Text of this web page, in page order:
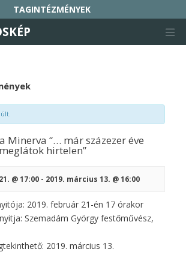
TAGINTÉZMÉNYEK
HÁZ ÉS CSEPELI HELYTÖRTÉNETI GYŰJTEMÉNY
NAPKÖZIS TÁBOR
CSALÁDOK PARKJA
CSEPEL GALÉRIA
Minerva “… már százezer éve
hirtelen”
@ 17:00 - 2019. március 13. @ 16:00
2019. február 21-én 17 órakor
Szemadám György festőművész,
2019. március 13.